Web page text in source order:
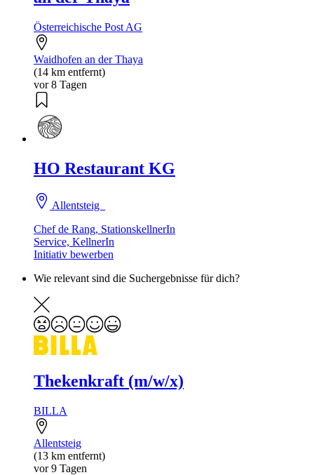
Österreichische Post AG
Waidhofen an der Thaya
(14 km entfernt)
vor 8 Tagen
HO Restaurant KG
Allentsteig
Chef de Rang, StationskellnerIn
Service, KellnerIn
Initiativ bewerben
Wie relevant sind die Suchergebnisse für dich?
Thekenkraft (m/w/x)
BILLA
Allentsteig
(13 km entfernt)
vor 9 Tagen